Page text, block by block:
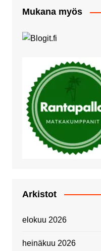
Mukana myös
Arkistot
elokuu 2026
heinäkuu 2026